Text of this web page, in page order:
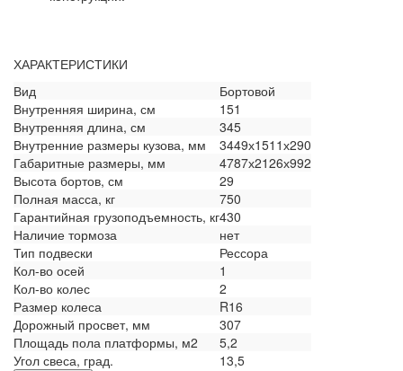
ХАРАКТЕРИСТИКИ
Вид
Бортовой
Внутренняя ширина, см
151
Внутренняя длина, см
345
Внутренние размеры кузова, мм
3449х1511х290
Габаритные размеры, мм
4787х2126х992
Высота бортов, см
29
Полная масса, кг
750
Гарантийная грузоподъемность, кг430
Наличие тормоза
нет
Тип подвески
Рессора
Кол-во осей
1
Кол-во колес
2
Размер колеса
R16
Дорожный просвет, мм
307
Площадь пола платформы, м2
5,2
Угол свеса, град.
13,5